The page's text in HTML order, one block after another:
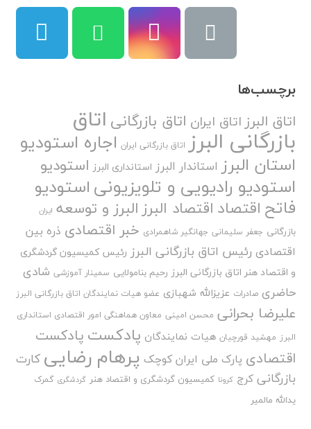
برچسب‌ها
اتاق البرز اتاق ایران اتاق بازرگانی اتاق
بازرگانی البرز اتاق بازرگانی ایران اجاره استودیو
استان البرز استاندار البرز استانداری البرز استودیو
استودیو رادیویی و تلویزیونیاستودیو
فاتح اقتصاد اقتصاد البرزالبرز و توسعه ایران
بازرگانی جعفر سلیمانی جهانگیر شاهمرادی خبر اقتصادی ذره بین
اقتصادی رئیس اتاق بازرگانی البرز رئیس کمیسیون گردشگری
و اقتصاد هنر اتاق بازرگانی البرز رحیم بنامولایی سمینار آموزشی شادی
حاضری صادرات عزیزالله شهبازی عضو هیات نمایندگان اتاق بازرگانی البرز
علیرضا بحرانی محسن امینی معاون هماهنگی امور اقتصادی استانداری
البرز مهشید قورچیان هیات نمایندگان پادکست پادکست
اقتصادی پارک ملی ایران کوچک پرهام رضایی کارت
بازرگانی کرج کرونا کمیسیون گردشگری و اقتصاد هنر گردشگری گمرک
یدالله مالمیر